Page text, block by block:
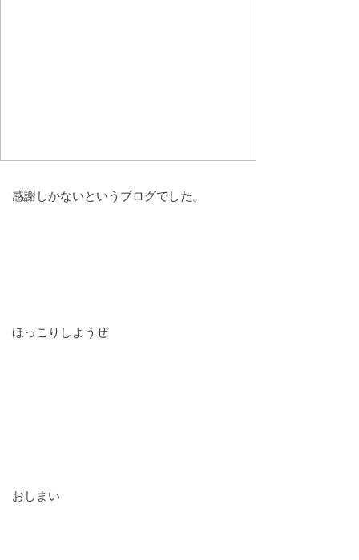
感謝しかないというブログでした。
ほっこりしようぜ
おしまい